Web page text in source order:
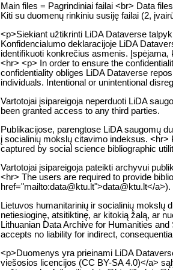
Main files = Pagrindiniai failai <br> Data
Kiti su duomenų rinkiniu susiję failai (2,
<p>Siekiant užtikrinti LiDA Dataverse
Konfidencialumo deklaracijoje LiDA
identifikuoti konkrečius asmenis.
<hr> <p> In order to ensure the
confidentiality obliges LiDA Dataverse
individuals. Intentional or unintentional
Vartotojai įsipareigoja neperduoti LiDA
been granted access to any third parties.
Publikacijose, parengtose LiDA saugomų
į socialinių mokslų citavimo indeksus. <hr>
captured by social science bibliographic
Vartotojai įsipareigoja pateikti archyvui
<hr> The users are required to provide
href="mailto:data@ktu.lt">data@ktu.lt</a>).
Lietuvos humanitarinių ir socialinių mokslų
netiesioginę, atsitiktinę, ar kitokią žalą, ar
Lithuanian Data Archive for Humanities
accepts no liability for indirect,
<p>Duomenys yra prieinami LiDA
viešosios licencijos (CC BY-SA 4.0)</a>